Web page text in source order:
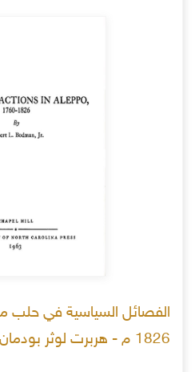
1826 م - هربرت لوثر بودمان